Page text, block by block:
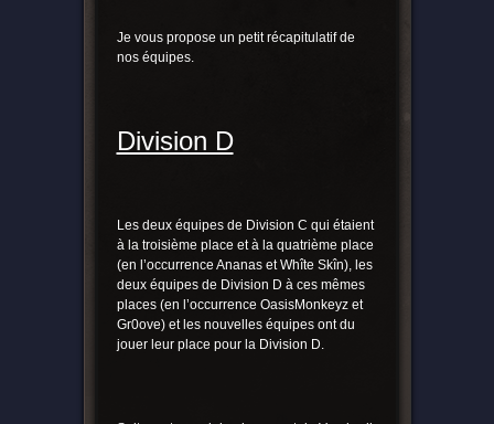
Je vous propose un petit récapitulatif de
nos équipes.
Division D
Les deux équipes de Division C qui étaient
à la troisième place et à la quatrième place
(en l’occurrence Ananas et Whîte Skîn), les
deux équipes de Division D à ces mêmes
places (en l’occurrence OasisMonkeyz et
Gr0ove) et les nouvelles équipes ont du
jouer leur place pour la Division D.